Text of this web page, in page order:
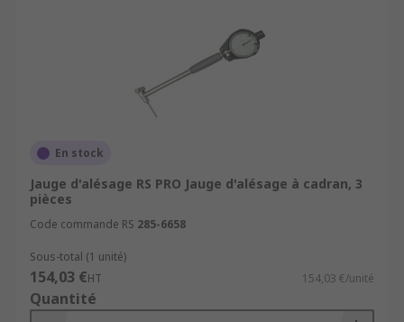
En stock
Jauge d'alésage RS PRO Jauge d'alésage à cadran, 3
pièces
Code commande RS 285-6658
Sous-total (1 unité)
154,03 €HT 154,03 €/unité
Quantité